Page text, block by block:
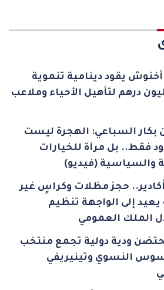
أخنوش يقود دينامية تنموية
مليون درهم لتأهيل الأحياء وملاعب
بكار السباعي: الهجرة ليست
فقط.. بل مرآة للخيارات
والسياسية (فيديو)
حجز مظلات وكراسٍ غير
إلى الواجهة تنظيم
الملك العمومي
تحتضن ودية دولية تجمع منتخب
النسوي وتينيريفي